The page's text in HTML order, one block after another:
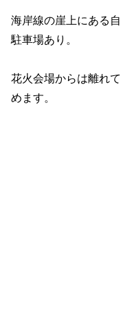
海岸線の崖上にある
駐車場あり。
花火会場からは離れ
めます。